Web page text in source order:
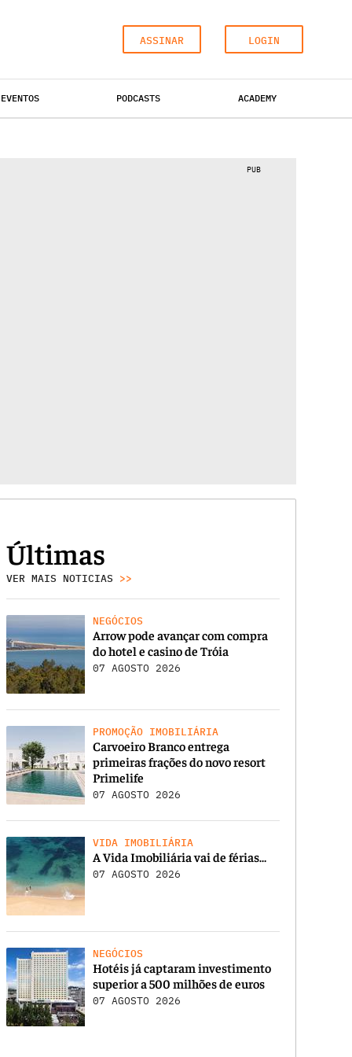
ASSINAR LOGIN
EVENTOS PODCASTS ACADEMY
PUB
Últimas
VER MAIS NOTICIAS >>
NEGÓCIOS
Arrow pode avançar com compra
do hotel e casino de Tróia
07 AGOSTO 2026
PROMOÇÃO IMOBILIÁRIA
Carvoeiro Branco entrega
primeiras frações do novo resort
Primelife
07 AGOSTO 2026
VIDA IMOBILIÁRIA
A Vida Imobiliária vai de férias…
07 AGOSTO 2026
NEGÓCIOS
Hotéis já captaram investimento
superior a 500 milhões de euros
07 AGOSTO 2026